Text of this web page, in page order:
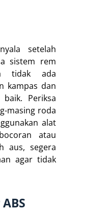
setelah
sistem rem
tidak ada
kampas dan
Periksa
masing roda
alat
atau
aus, segera
agar tidak